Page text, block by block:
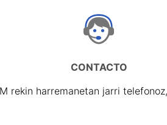
CONTACTO
rekin harremanetan jarri